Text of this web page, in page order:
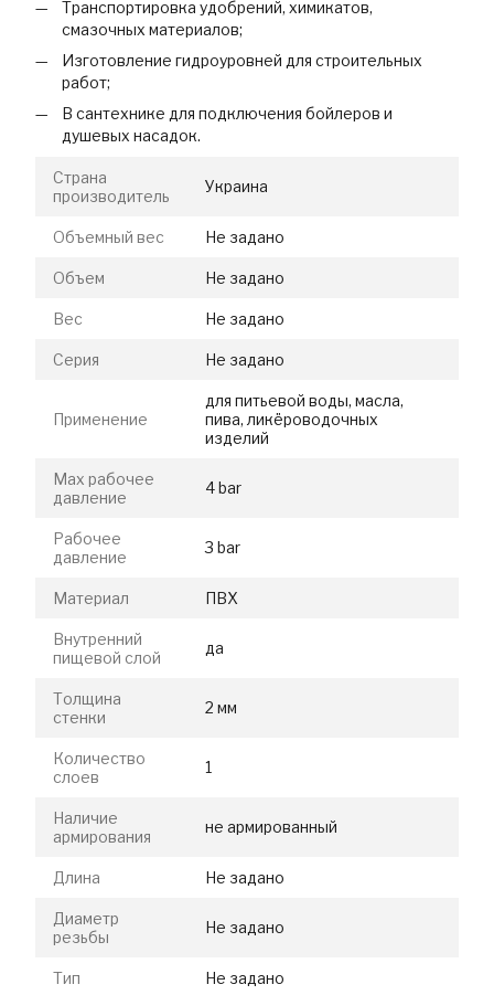
Транспортировка удобрений, химикатов,
смазочных материалов;
Изготовление гидроуровней для строительных
работ;
В сантехнике для подключения бойлеров и
душевых насадок.
Страна
производитель
Украина
Объемный вес Не задано
Объем Не задано
Вес Не задано
Серия Не задано
Применение
для питьевой воды, масла,
пива, ликёроводочных
изделий
Max рабочее
давление
4 bar
Рабочее
давление
3 bar
Материал ПВХ
Внутренний
пищевой слой
да
Толщина
стенки
2 мм
Количество
слоев
1
Наличие
армирования
не армированный
Длина Не задано
Диаметр
резьбы
Не задано
Тип Не задано